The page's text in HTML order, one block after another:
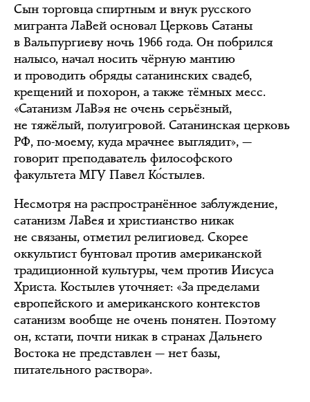
Сын торговца спиртным и внук русского
мигранта ЛаВей основал Церковь Сатаны
в Вальпургиеву ночь 1966 года. Он побрился
налысо, начал носить чёрную мантию
и проводить обряды сатанинских свадеб,
крещений и похорон, а также тёмных месс.
«Сатанизм ЛаВэя не очень серьёзный,
не тяжёлый, полуигровой. Сатанинская церковь
РФ, по-моему, куда мрачнее выглядит», —
говорит преподаватель философского
факультета МГУ Павел Ко́стылев.
Несмотря на распространённое заблуждение,
сатанизм ЛаВея и христианство никак
не связаны, отметил религиовед. Скорее
оккультист бунтовал против американской
традиционной культуры, чем против Иисуса
Христа. Костылев уточняет: «За пределами
европейского и американского контекстов
сатанизм вообще не очень понятен. Поэтому
он, кстати, почти никак в странах Дальнего
Востока не представлен — нет базы,
питательного раствора».